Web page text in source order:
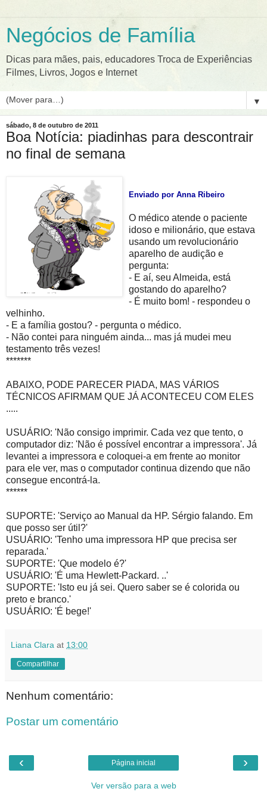
Negócios de Família
Dicas para mães, pais, educadores Troca de Experiências
Filmes, Livros, Jogos e Internet
▼
sábado, 8 de outubro de 2011
Boa Notícia: piadinhas para descontrair
no final de semana
Enviado por Anna Ribeiro
O médico atende o paciente
idoso e milionário, que estava
usando um revolucionário
aparelho de audição e
pergunta:
- E aí, seu Almeida, está
gostando do aparelho?
- É muito bom! - respondeu o
velhinho.
- E a família gostou? - pergunta o médico.
- Não contei para ninguém ainda... mas já mudei meu
testamento três vezes!
*******
ABAIXO, PODE PARECER PIADA, MAS VÁRIOS
TÉCNICOS AFIRMAM QUE JÁ ACONTECEU COM ELES
.....
USUÁRIO: 'Não consigo imprimir. Cada vez que tento, o
computador diz: 'Não é possível encontrar a impressora'. Já
levantei a impressora e coloquei-a em frente ao monitor
para ele ver, mas o computador continua dizendo que não
consegue encontrá-la.
******
SUPORTE: 'Serviço ao Manual da HP. Sérgio falando. Em
que posso ser útil?'
USUÁRIO: 'Tenho uma impressora HP que precisa ser
reparada.'
SUPORTE: 'Que modelo é?'
USUÁRIO: 'É uma Hewlett-Packard. ..'
SUPORTE: 'Isto eu já sei. Quero saber se é colorida ou
preto e branco.'
USUÁRIO: 'É bege!'
Liana Clara at 13:00
Compartilhar
Nenhum comentário:
Postar um comentário
‹ ›
Página inicial
Ver versão para a web